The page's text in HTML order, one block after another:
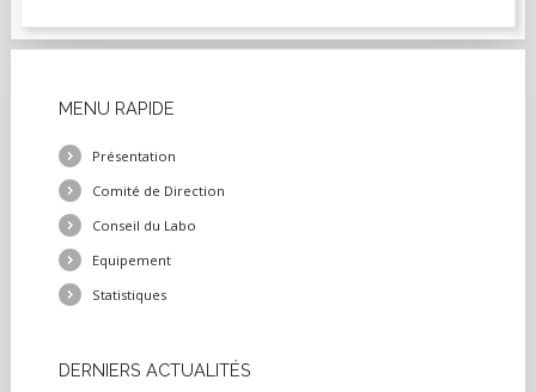
MENU RAPIDE
Présentation
Comité de Direction
Conseil du Labo
Equipement
Statistiques
DERNIERS ACTUALITÉS